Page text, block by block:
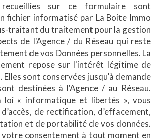
sur ce formulaire sont
fichier informatisé par La Boite Immo
traitant du traitement pour la gestion
de l'Agence / du Réseau qui reste
de vos Données personnelles. La
repose sur l'intérêt légitime de
Elles sont conservées jusqu'à demande
destinées à l'Agence / au Réseau.
loi « informatique et libertés », vous
de rectification, d’effacement,
et de portabilité de vos données.
consentement à tout moment en